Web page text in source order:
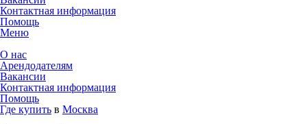
Контактная информация
Помощь
Меню
О нас
Арендодателям
Вакансии
Контактная информация
Помощь
Где купить в Москва